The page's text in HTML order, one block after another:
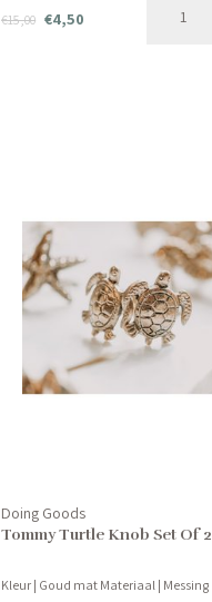
€15,00 €4,50
Doing Goods
Tommy Turtle Knob Set Of 2
Kleur | Goud mat Materiaal | Messing